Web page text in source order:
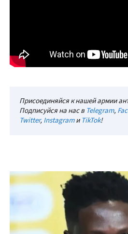
Присоединяйся к нашей армии
Подписуйся на нас в Telegram,
Twitter, InstagramиTikTok!